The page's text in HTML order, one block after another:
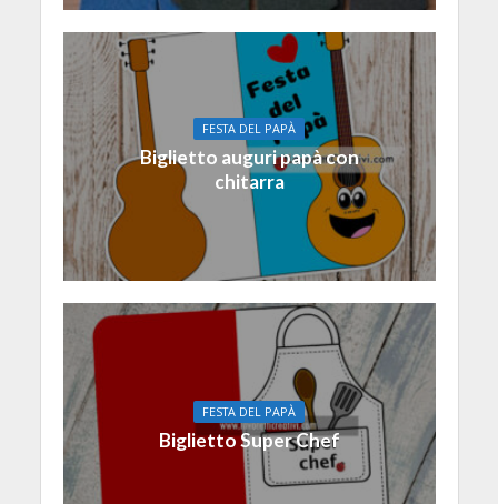
FESTA DEL PAPÀ
Biglietto auguri papà con
chitarra
FESTA DEL PAPÀ
Biglietto Super Chef